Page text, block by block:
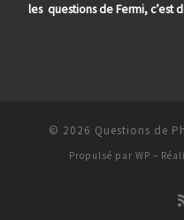
les questions de Fermi, c’est
© 2026 Questions de
Propulsé par WP –